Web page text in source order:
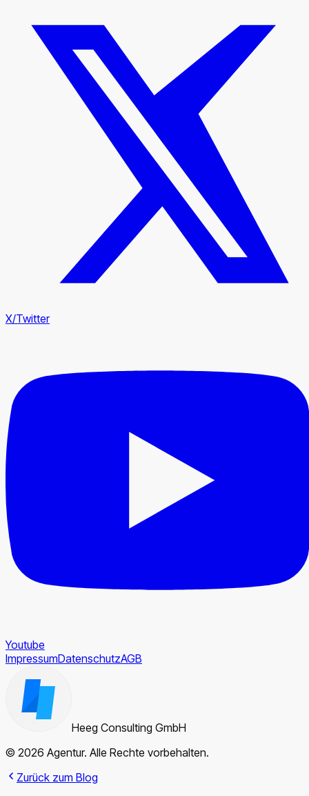
X/Twitter
Youtube
ImpressumDatenschutzAGB
Heeg Consulting GmbH
© 2026 Agentur. Alle Rechte vorbehalten.
Zurück zum Blog